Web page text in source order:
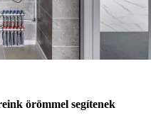
örömmel segítenek